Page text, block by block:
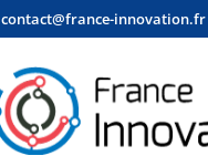
contact@france-innovation.fr